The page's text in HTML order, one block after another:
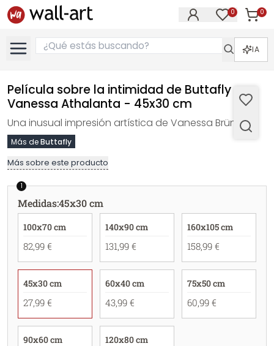
0 0
IA
Película sobre la intimidad de Buttafly -
Vanessa Athalanta - 45x30 cm
Una inusual impresión artística de Vanessa Brünsing.
Más deButtafly
Más sobre este producto
1
Medidas:45x30 cm
100x70 cm
82,99 €
140x90 cm
131,99 €
160x105 cm
158,99 €
45x30 cm
27,99 €
60x40 cm
43,99 €
75x50 cm
60,99 €
90x60 cm 120x80 cm